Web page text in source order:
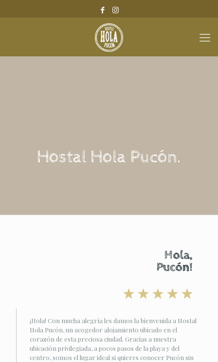
Hostal Hola Pucón.
Hola,
Pucón!
¡Hola! Con mucha alegría les damos la bienvenida a Hostal
Hola Pucón, un acogedor alojamiento ubicado en el
corazón de esta preciosa ciudad. Gracias a nuestra
ubicación privilegiada, a pocos pasos de la playa y del
centro, somos el lugar ideal si quieres conocer Pucón sin